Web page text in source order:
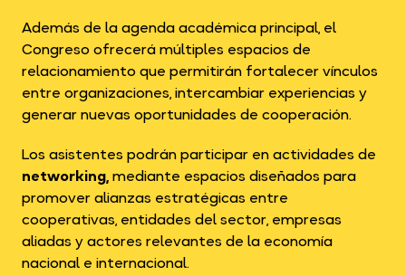
Además de la agenda académica principal, el
Congreso ofrecerá múltiples espacios de
relacionamiento que permitirán fortalecer vínculos
entre organizaciones, intercambiar experiencias y
generar nuevas oportunidades de cooperación.
Los asistentes podrán participar en actividades de
networking,mediante espacios diseñados para
promover alianzas estratégicas entre
cooperativas, entidades del sector, empresas
aliadas y actores relevantes de la economía
nacional e internacional.